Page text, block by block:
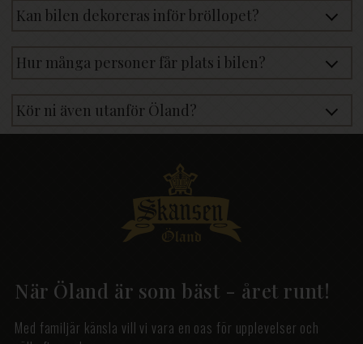
Kan bilen dekoreras inför bröllopet?
Hur många personer får plats i bilen?
Kör ni även utanför Öland?
När Öland är som bäst - året runt!
Med familjär känsla vill vi vara en oas för upplevelser och